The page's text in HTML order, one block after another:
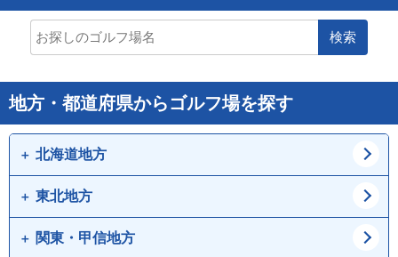
検索
地方・都道府県からゴルフ場を探す
北海道地方
道北
道央
東北地方
青森県関東・甲信地方